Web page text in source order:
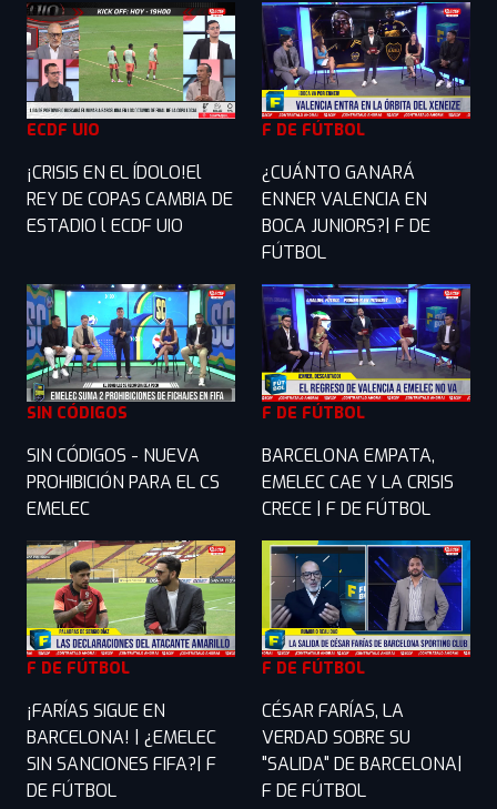
ECDF UIO
¡CRISIS EN EL ÍDOLO!El
REY DE COPAS CAMBIA DE
ESTADIO l ECDF UIO
F DE FÚTBOL
¿CUÁNTO GANARÁ
ENNER VALENCIA EN
BOCA JUNIORS?| F DE
FÚTBOL
SIN CÓDIGOS
SIN CÓDIGOS - NUEVA
PROHIBICIÓN PARA EL CS
EMELEC
F DE FÚTBOL
BARCELONA EMPATA,
EMELEC CAE Y LA CRISIS
CRECE | F DE FÚTBOL
F DE FÚTBOL
¡FARÍAS SIGUE EN
BARCELONA! | ¿EMELEC
SIN SANCIONES FIFA?| F
DE FÚTBOL
F DE FÚTBOL
CÉSAR FARÍAS, LA
VERDAD SOBRE SU
"SALIDA" DE BARCELONA|
F DE FÚTBOL